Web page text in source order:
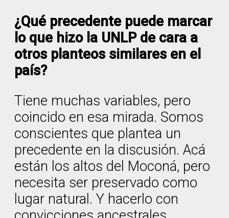
¿Qué precedente puede marcar
lo que hizo la UNLP de cara a
otros planteos similares en el
país?
Tiene muchas variables, pero
coincido en esa mirada. Somos
conscientes que plantea un
precedente en la discusión. Acá
están los altos del Moconá, pero
necesita ser preservado como
lugar natural. Y hacerlo con